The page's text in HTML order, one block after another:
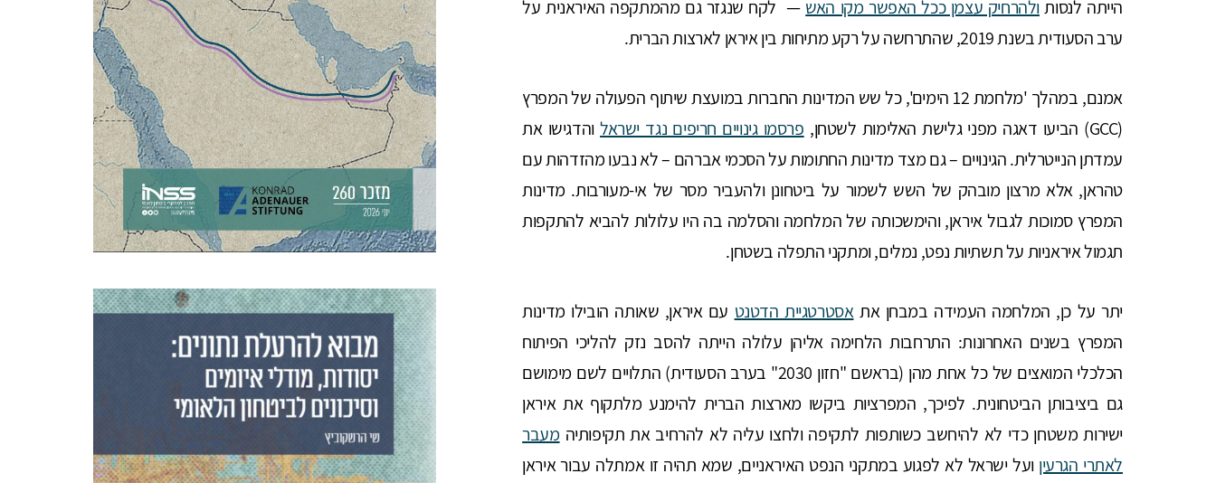
הייתה לנסותולהרחיק עצמן ככל האפשר מקו האש — לקח שנגזר גם מהמתקפה האיראנית על
ערב הסעודית בשנת 2019, שהתרחשה על רקע מתיחות בין איראן לארצות הברית.
אמנם, במהלך 'מלחמת 12 הימים', כל שש המדינות החברות במועצת שיתוף הפעולה של המפרץ
(GCC) הביעו דאגה מפני גלישת האלימות לשטחן,
פרסמו גינויים חריפים נגד ישראלוהדגישו את
עמדתן הנייטרלית. הגינויים – גם מצד מדינות החתומות על הסכמי אברהם – לא נבעו מהזדהות עם
טהראן, אלא מרצון מובהק של השש לשמור על ביטחונן ולהעביר מסר של אי-מעורבות. מדינות
המפרץ סמוכות לגבול איראן, והימשכותה של המלחמה והסלמה בה היו עלולות להביא להתקפות
תגמול איראניות על תשתיות נפט, נמלים, ומתקני התפלה בשטחן.
יתר על כן, המלחמה העמידה במבחן אתאסטרטגיית הדטנט עם איראן, שאותה הובילו מדינות
המפרץ בשנים האחרונות: התרחבות הלחימה אליהן עלולה הייתה להסב נזק להליכי הפיתוח
הכלכלי המואצים של כל אחת מהן (בראשם "חזון 2030" בערב הסעודית) התלויים לשם מימושם
גם ביציבותן הביטחונית. לפיכך, המפרציות ביקשו מארצות הברית להימנע מלתקוף את איראן
ישירות משטחן כדי לא להיחשב כשותפות לתקיפה ולחצו עליה לא להרחיב את תקיפותיה מעבר
לאתרי הגרעין ועל ישראל לא לפגוע במתקני הנפט האיראניים, שמא תהיה זו אמתלה עבור איראן